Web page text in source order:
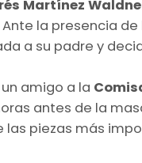
Martínez
Ante la presencia
a su padre y
amigo a la
antes de la
piezas más